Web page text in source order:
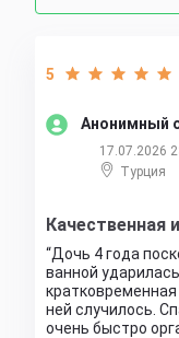
Анонимный
5
17.07.2026
Турция
Качественная
Дочь 4 года
ванной
ней случилось.
очень быстро